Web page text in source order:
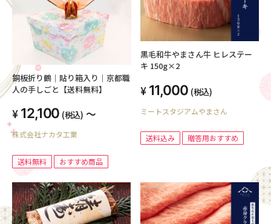
銅板折り鶴｜貼り箱入り｜京都職
人の手しごと【送料無料】
12,100 (税込) ～
株式会社ナカタ工業
送料無料 おすすめ商品
黒毛和牛やまさん牛 ヒレステー
キ 150g×2
11,000 (税込)
ミートスタジアムやまさん
送料込み 贈答用おすすめ